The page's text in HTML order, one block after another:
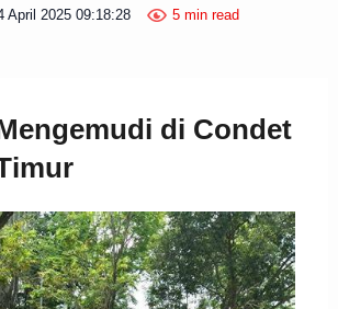
April 2025 09:18:28 5 min read
di Condet